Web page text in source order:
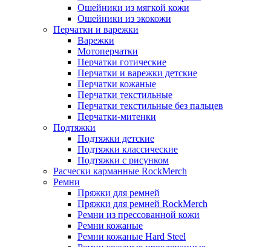
Ошейники из мягкой кожи
Ошейники из экокожи
Перчатки и варежки
Варежки
Мотоперчатки
Перчатки готические
Перчатки и варежки детские
Перчатки кожаные
Перчатки текстильные
Перчатки текстильные без пальцев
Перчатки-митенки
Подтяжки
Подтяжки детские
Подтяжки классические
Подтяжки с рисунком
Расчески карманные RockMerch
Ремни
Пряжки для ремней
Пряжки для ремней RockMerch
Ремни из прессованной кожи
Ремни кожаные
Ремни кожаные Hard Steel